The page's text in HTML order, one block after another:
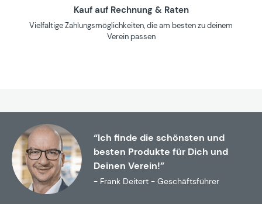
Kauf auf Rechnung & Raten
Vielfältige Zahlungsmöglichkeiten, die am besten zu deinem
Verein passen
“Ich finde die schönsten und
besten Produkte für Dich und
Deinen Verein!”
- Frank Deitert - Geschäftsführer